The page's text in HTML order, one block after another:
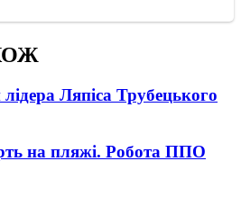
Ляпіса Трубецького
на пляжі. Робота ППО